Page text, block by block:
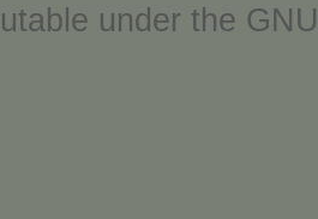
under the